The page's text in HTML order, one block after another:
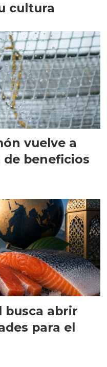
cultura
vuelve a
beneficios
busca abrir
para el